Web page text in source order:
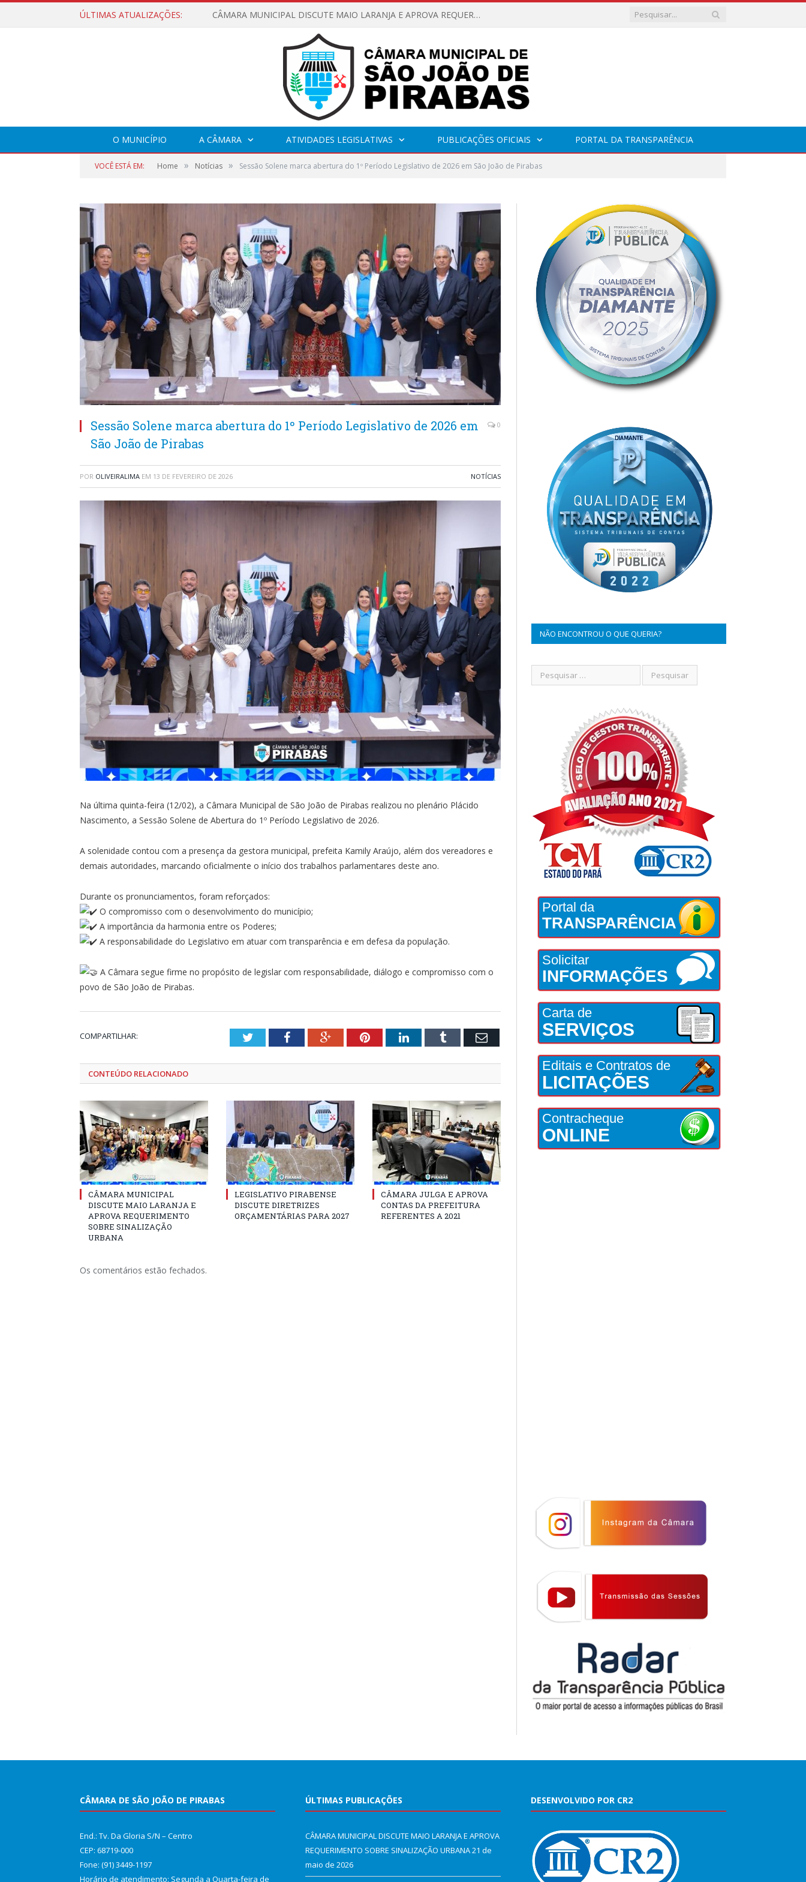
ÚLTIMAS ATUALIZAÇÕES: CÂMARA MUNICIPAL DISCUTE MAIO LARANJA E APROVA REQUERIMENTO SOBRE SINALIZAÇÃO URBANA
O MUNICÍPIO A CÂMARA ATIVIDADES LEGISLATIVAS PUBLICAÇÕES OFICIAIS PORTAL DA TRANSPARÊNCIA
VOCÊ ESTÁ EM: Home » Notícias » Sessão Solene marca abertura do 1º Período Legislativo de 2026 em São João de Pirabas
Sessão Solene marca abertura do 1º Período Legislativo de 2026 em
São João de Pirabas
0
POR OLIVEIRALIMA EM 13 DE FEVEREIRO DE 2026 NOTÍCIAS
Na última quinta-feira (12/02), a Câmara Municipal de São João de Pirabas realizou no plenário Plácido
Nascimento, a Sessão Solene de Abertura do 1º Período Legislativo de 2026.
A solenidade contou com a presença da gestora municipal, prefeita Kamily Araújo, além dos vereadores e
demais autoridades, marcando oficialmente o início dos trabalhos parlamentares deste ano.
Durante os pronunciamentos, foram reforçados:
O compromisso com o desenvolvimento do município;
A importância da harmonia entre os Poderes;
A responsabilidade do Legislativo em atuar com transparência e em defesa da população.
A Câmara segue firme no propósito de legislar com responsabilidade, diálogo e compromisso com o
povo de São João de Pirabas.
COMPARTILHAR: TwitterFacebookGoogle+PinterestLinkedInTumblr Email
CONTEÚDO RELACIONADO
CÂMARA MUNICIPAL
DISCUTE MAIO LARANJA E
APROVA REQUERIMENTO
SOBRE SINALIZAÇÃO
URBANA
LEGISLATIVO PIRABENSE
DISCUTE DIRETRIZES
ORÇAMENTÁRIAS PARA 2027
CÂMARA JULGA E APROVA
CONTAS DA PREFEITURA
REFERENTES A 2021
Os comentários estão fechados.
NÃO ENCONTROU O QUE QUERIA?
Portal da
TRANSPARÊNCIA
Solicitar
INFORMAÇÕES
Carta de
SERVIÇOS
Editais e Contratos de
LICITAÇÕES
Contracheque
ONLINE
CÂMARA DE SÃO JOÃO DE PIRABAS
End.: Tv. Da Gloria S/N – Centro
CEP: 68719-000
Fone: (91) 3449-1197
Horário de atendimento: Segunda a Quarta-feira de
ÚLTIMAS PUBLICAÇÕES
CÂMARA MUNICIPAL DISCUTE MAIO LARANJA E APROVA
REQUERIMENTO SOBRE SINALIZAÇÃO URBANA21 de
maio de 2026
DESENVOLVIDO POR CR2